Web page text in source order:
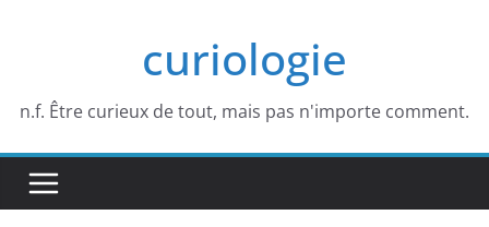
curiologie
n.f. Être curieux de tout, mais pas n'importe comment.